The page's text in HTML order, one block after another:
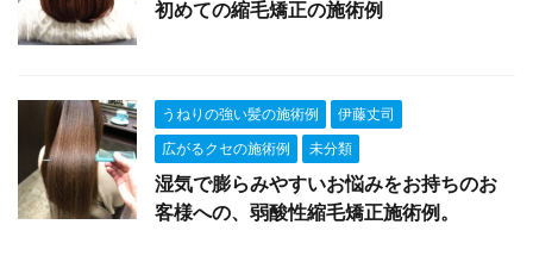
初めての縮毛矯正の施術例
うねりの強い髪の施術例
伊藤丈司
広がるクセの施術例
未分類
湿気で膨らみやすいお悩みをお持ちのお
客様への、弱酸性縮毛矯正施術例。